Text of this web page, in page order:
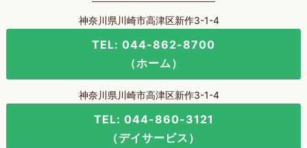
神奈川県川崎市高津区新作3-1-4
TEL: 044-862-8700
（ホーム）
神奈川県川崎市高津区新作3-1-4
TEL: 044-860-3121
（デイサービス）